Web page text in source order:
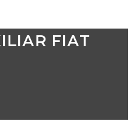
FIAT